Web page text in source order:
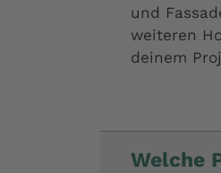
und
weiteren
deinem
Welche